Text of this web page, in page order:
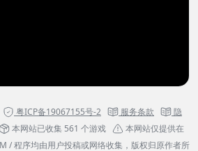
粤ICP备19067155号-2 服务条款
隐
本网站已收集 561 个游戏
本网站仅提供在
/ 程序均由用户投稿或网络收集，版权归原作者所